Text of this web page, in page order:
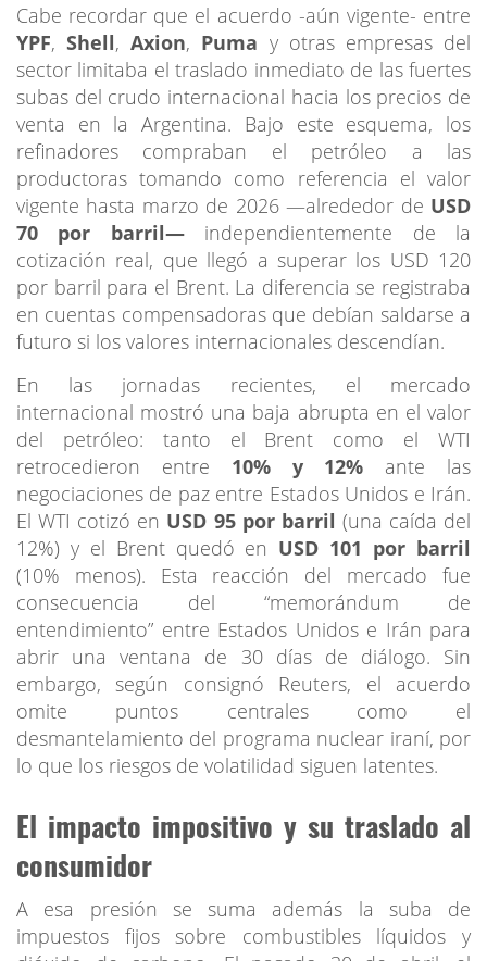
Cabe recordar que el acuerdo -aún vigente- entre
YPF,Shell,Axion, Puma y otras empresas del
sector limitaba el traslado inmediato de las fuertes
subas del crudo internacional hacia los precios de
venta en la Argentina. Bajo este esquema, los
refinadores compraban el petróleo a las
productoras tomando como referencia el valor
vigente hasta marzo de 2026 —alrededor de USD
70 por barril— independientemente de la
cotización real, que llegó a superar los USD 120
por barril para el Brent. La diferencia se registraba
en cuentas compensadoras que debían saldarse a
futuro si los valores internacionales descendían.
En las jornadas recientes, el mercado
internacional mostró una baja abrupta en el valor
del petróleo: tanto el Brent como el WTI
retrocedieron entre 10% y 12% ante las
negociaciones de paz entre Estados Unidos e Irán.
El WTI cotizó en USD 95 por barril (una caída del
12%) y el Brent quedó en USD 101 por barril
(10% menos). Esta reacción del mercado fue
consecuencia del “memorándum de
entendimiento” entre Estados Unidos e Irán para
abrir una ventana de 30 días de diálogo. Sin
embargo, según consignó Reuters, el acuerdo
omite puntos centrales como el
desmantelamiento del programa nuclear iraní, por
lo que los riesgos de volatilidad siguen latentes.
El impacto impositivo y su traslado al
consumidor
A esa presión se suma además la suba de
impuestos fijos sobre combustibles líquidos y